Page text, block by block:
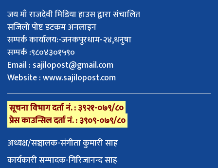
जय माँ राजदेवी मिडिया हाउस द्वारा संचालित
सजिलो पोष्ट डटकम अनलाइन
सम्पर्क कार्यालय:-जनकपुरधाम-२४,धनुषा
सम्पर्क :९८०४३०१५९०
Email : sajilopost@gmail.com
Website : www.sajilopost.com
सूचना विभाग दर्ता नं. : ३९२१-०७९/८०
प्रेस काउन्सिल दर्ता नं. : ३९०९-०७९/८०
अध्यक्ष/सञ्चालक-संगीता कुमारी साह
कार्यकारी सम्पादक-गिरिजानन्द साह